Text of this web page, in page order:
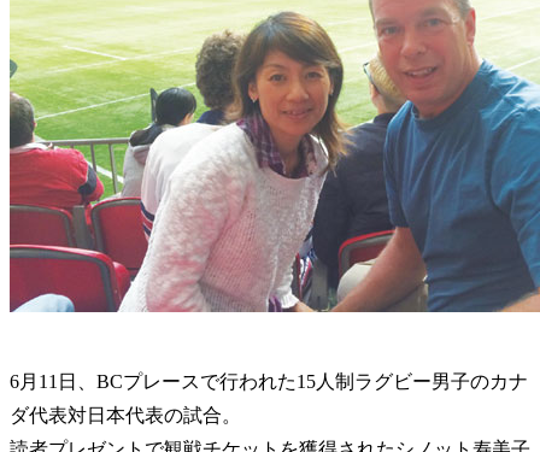
6月11日、BCプレースで行われた15人制ラグビー男子のカナ
ダ代表対日本代表の試合。